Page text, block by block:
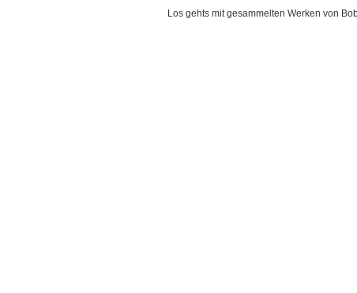
Los gehts mit gesammelten Werken von